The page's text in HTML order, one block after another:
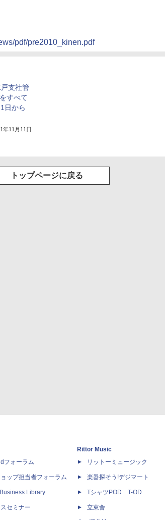
pdf/pre2010_kinen.pdf
支社管
すべて
日から
年11月11日
トップページに戻る
フォーラム
ップ担当者フォーラム
Library
セミナー
Rittor Music
リットーミュージック
楽器探そう!デジマート
TシャツPOD T-OD
立東舎